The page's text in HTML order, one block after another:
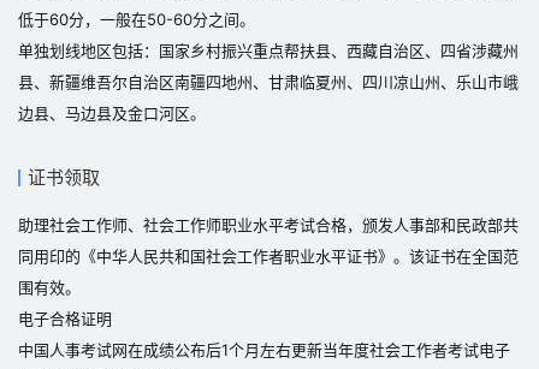
低于60分，一般在50-60分之间。
单独划线地区包括：国家乡村振兴重点帮扶县、西藏自治区、四省涉藏州
县、新疆维吾尔自治区南疆四地州、甘肃临夏州、四川凉山州、乐山市峨
边县、马边县及金口河区。
证书领取
助理社会工作师、社会工作师职业水平考试合格，颁发人事部和民政部共
同用印的《中华人民共和国社会工作者职业水平证书》。该证书在全国范
围有效。
电子合格证明
中国人事考试网在成绩公布后1个月左右更新当年度社会工作者考试电子